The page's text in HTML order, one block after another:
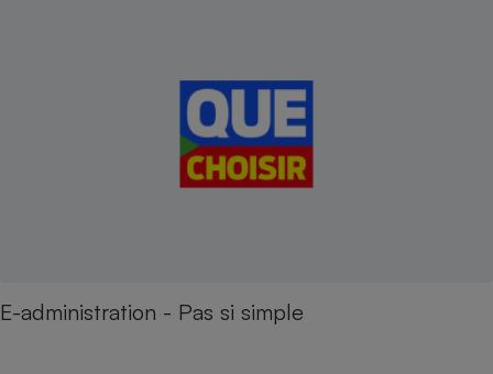
E-administration - Pas si simple